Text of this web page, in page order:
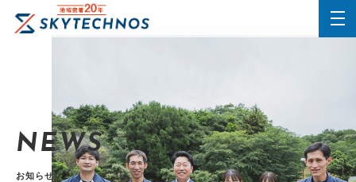
NEWS
お知らせ